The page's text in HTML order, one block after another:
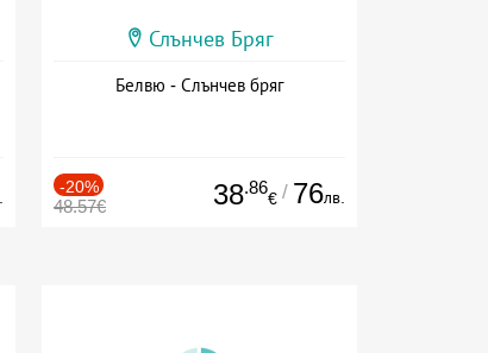
Слънчев Бряг
Белвю - Слънчев бряг
-20%
48.57€ 38.86
€ / 76лв.